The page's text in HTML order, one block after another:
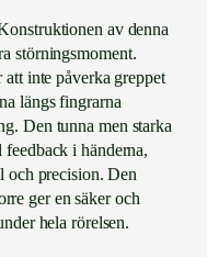
av denna
störningsmoment.
att inte påverka greppet
längs fingrarna
Den tunna men starka
i händerna,
och precision. Den
ger en säker och
hela rörelsen.